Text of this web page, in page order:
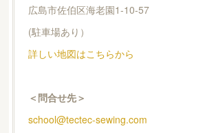
広島市佐伯区海老園1-10-57
(駐車場あり）
詳しい地図はこちらから
＜問合せ先＞
school@tectec-sewing.com